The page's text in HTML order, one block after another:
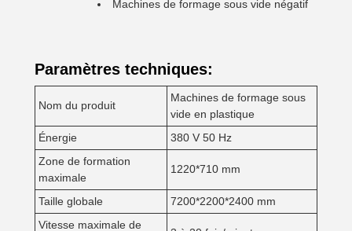
Machines de formage sous vide négatif
Paramètres techniques:
Nom du produit
Machines de formage sous
vide en plastique
Énergie
380 V 50 Hz
Zone de formation
maximale
1220*710 mm
Taille globale
7200*2200*2400 mm
Vitesse maximale de